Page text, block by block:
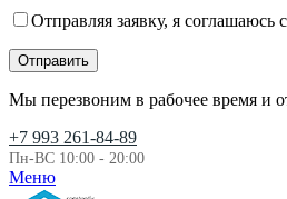
Отправляя заявку, я соглашаюсь
Мы перезвоним в рабочее время и
+7 993 261-84-89
Пн-ВС 10:00 - 20:00
Меню